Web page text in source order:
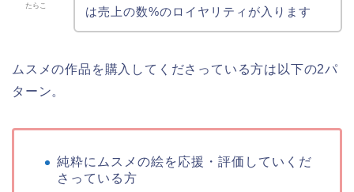
たらこ
は売上の数%のロイヤリティが入ります
ムスメの作品を購入してくださっている方は以下の2パ
ターン。
純粋にムスメの絵を応援・評価していくだ
さっている方